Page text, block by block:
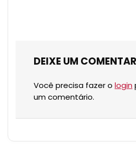
DEIXE UM
Você precisa fazer o login
um comentário.